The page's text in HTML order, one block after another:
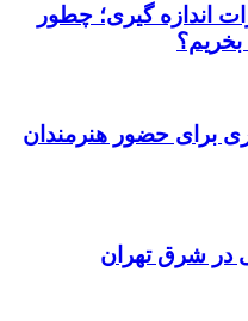
اندازه گیری؛ چطور
بخریم؟
برای حضور هنرمندان
در شرق تهران